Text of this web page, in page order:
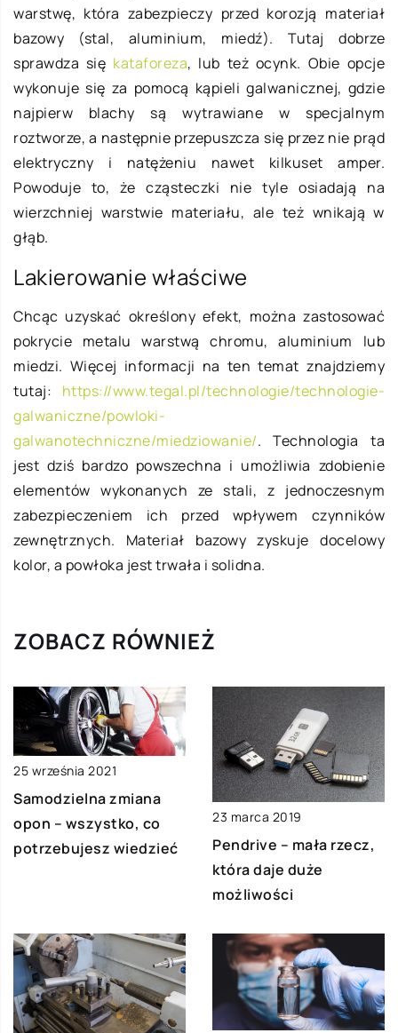
warstwę, która zabezpieczy przed korozją materiał
bazowy (stal, aluminium, miedź). Tutaj dobrze
sprawdza się kataforeza, lub też ocynk. Obie opcje
wykonuje się za pomocą kąpieli galwanicznej, gdzie
najpierw blachy są wytrawiane w specjalnym
roztworze, a następnie przepuszcza się przez nie prąd
elektryczny i natężeniu nawet kilkuset amper.
Powoduje to, że cząsteczki nie tyle osiadają na
wierzchniej warstwie materiału, ale też wnikają w
głąb.
Lakierowanie właściwe
Chcąc uzyskać określony efekt, można zastosować
pokrycie metalu warstwą chromu, aluminium lub
miedzi. Więcej informacji na ten temat znajdziemy
tutaj: https://www.tegal.pl/technologie/technologie-
galwaniczne/powloki-
galwanotechniczne/miedziowanie/. Technologia ta
jest dziś bardzo powszechna i umożliwia zdobienie
elementów wykonanych ze stali, z jednoczesnym
zabezpieczeniem ich przed wpływem czynników
zewnętrznych. Materiał bazowy zyskuje docelowy
kolor, a powłoka jest trwała i solidna.
ZOBACZ RÓWNIEŻ
25 września 2021
Samodzielna zmiana
opon – wszystko, co
potrzebujesz wiedzieć
23 marca 2019
Pendrive – mała rzecz,
która daje duże
możliwości